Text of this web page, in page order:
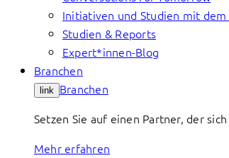
Initiativen und Studien mit
Studien & Reports
Expert*innen-Blog
Branchen
link Branchen
Setzen Sie auf einen Partner, der
Mehr erfahren